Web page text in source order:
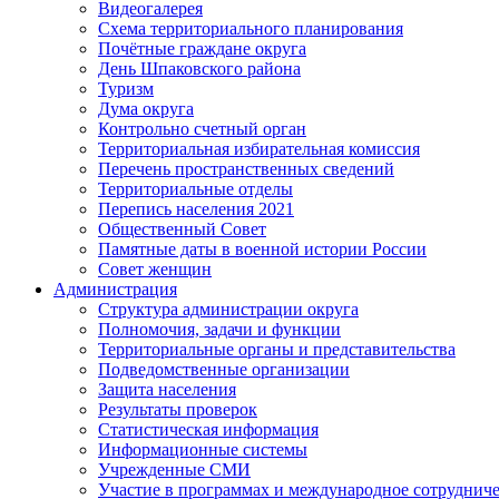
Видеогалерея
Схема территориального планирования
Почётные граждане округа
День Шпаковского района
Туризм
Дума округа
Контрольно счетный орган
Территориальная избирательная комиссия
Перечень пространственных сведений
Территориальные отделы
Перепись населения 2021
Общественный Совет
Памятные даты в военной истории России
Совет женщин
Администрация
Структура администрации округа
Полномочия, задачи и функции
Территориальные органы и представительства
Подведомственные организации
Защита населения
Результаты проверок
Статистическая информация
Информационные системы
Учрежденные СМИ
Участие в программах и международное